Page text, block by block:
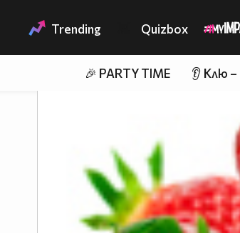
Trending Quizbox
🎉 PARTY TIME 👂 Клю